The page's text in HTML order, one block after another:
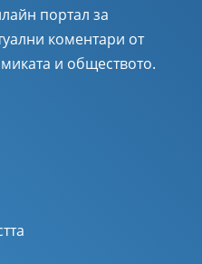
портал за
коментари от
и обществото.